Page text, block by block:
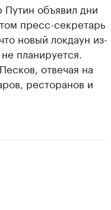
объявил дни
пресс-секретарь
новый локдаун из-
планируется.
отвечая на
ресторанов и